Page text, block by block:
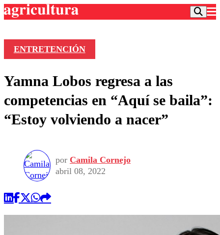
Frecuencias
Agricultura TV
Deportes
Colo Colo
Seleccion Chilena
Torneo Internacional
Entretención
Economía
Internacional
Publicaciones en medios
Opinión
ENTRETENCIÓN
Yamna Lobos regresa a las
competencias en “Aquí se baila”:
“Estoy volviendo a nacer”
por Camila Cornejo
abril 08, 2022